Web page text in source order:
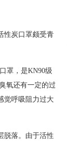
性炭口罩颇受青
罩，是KN90级
氧还有一定的过
觉呼吸阻力过大
落。由于活性